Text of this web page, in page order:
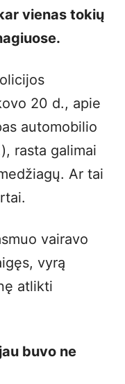
vienas tokių
20 d., apie
automobilio
rasta galimai
Ar tai
vairavo
vyrą
atlikti
buvo ne